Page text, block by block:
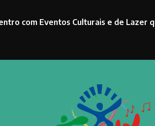
com Eventos Culturais e de Lazer